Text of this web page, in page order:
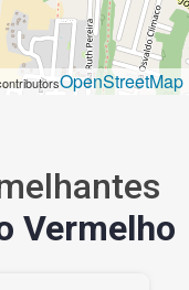
OpenStreetMap
Vermelho